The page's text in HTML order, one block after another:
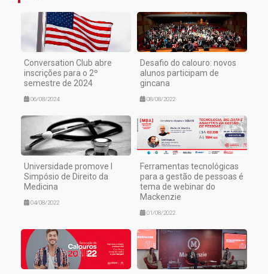
Conversation Club abre
inscrições para o 2º
semestre de 2024
06/08/2024
Desafio do calouro: novos
alunos participam de
gincana
08/08/2022
Universidade promove I
Simpósio de Direito da
Medicina
04/08/2022
Ferramentas tecnológicas
para a gestão de pessoas é
tema de webinar do
Mackenzie
01/08/2022